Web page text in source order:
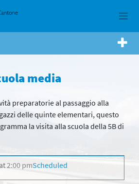
media
preparatorie al passaggio alla
delle quinte elementari, questo
la visita alla scuola della 5B di
2:00 pmScheduled